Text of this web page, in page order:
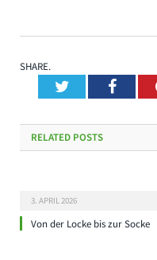
SHARE.
Twitter
RELATED POSTS
3. APRIL 2026
Von der Locke bis zur Socke